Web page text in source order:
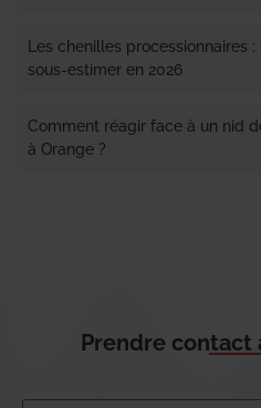
Les chenilles processionnaires
sous-estimer en 2026
Comment réagir face à un nid
à Orange ?
Prendre contact